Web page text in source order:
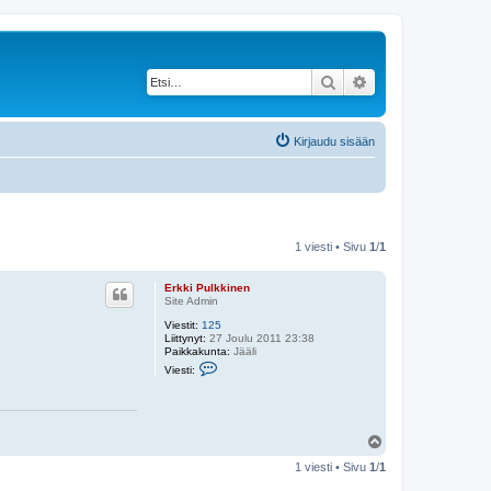
Etsi
Kirjaudu sisään
1 viesti • Sivu 1/1
Erkki Pulkkinen
Site Admin
Viestit: 125
Liittynyt: 27 Joulu 2011 23:38
Paikkakunta: Jääli
Viesti:
r
ö
1 viesti • Sivu 1 /1